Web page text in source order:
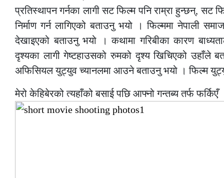
प्रतिस्थापन गर्नका लागी सट फिल्म पनि राम्रा हुन्छन्,
निर्माण गर्न लागिएको बताउनु भयो । फिल्ममा नेपाली
देखाइएको बताउनु भयो । कथामा गरिबीका कारण
दृश्यका लागी गेष्टहाउसको रुमको दृश्य खिचिएको उहाँले
अफिसियल युट्युव च्यानलमा आउने बताउनु भयो । फिल्म
मेरो केहिबेरको त्यहाँको बसाई पछि आफ्नो गन्तब्य तर्फ फर्किएँ